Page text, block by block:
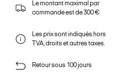
Le montant maximal par
commande est de 300 €
Les prix sont indiqués hors
TVA, droits et autres taxes.
Retour sous 100 jours